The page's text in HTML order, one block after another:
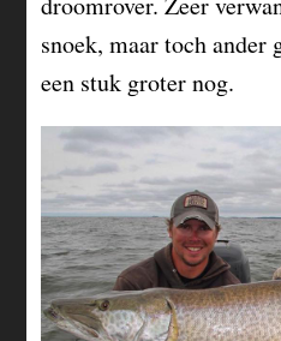
snoek, maar toch
een stuk groter nog.